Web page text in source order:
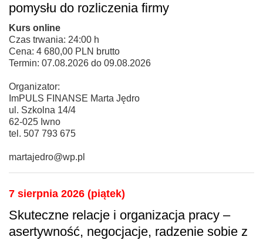
pomysłu do rozliczenia firmy
Kurs online
Czas trwania: 24:00 h
Cena: 4 680,00 PLN brutto
Termin: 07.08.2026 do 09.08.2026
Organizator:
ImPULS FINANSE Marta Jędro
ul. Szkolna 14/4
62-025 Iwno
tel. 507 793 675
martajedro@wp.pl
7 sierpnia 2026 (piątek)
Skuteczne relacje i organizacja pracy –
asertywność, negocjacje, radzenie sobie z